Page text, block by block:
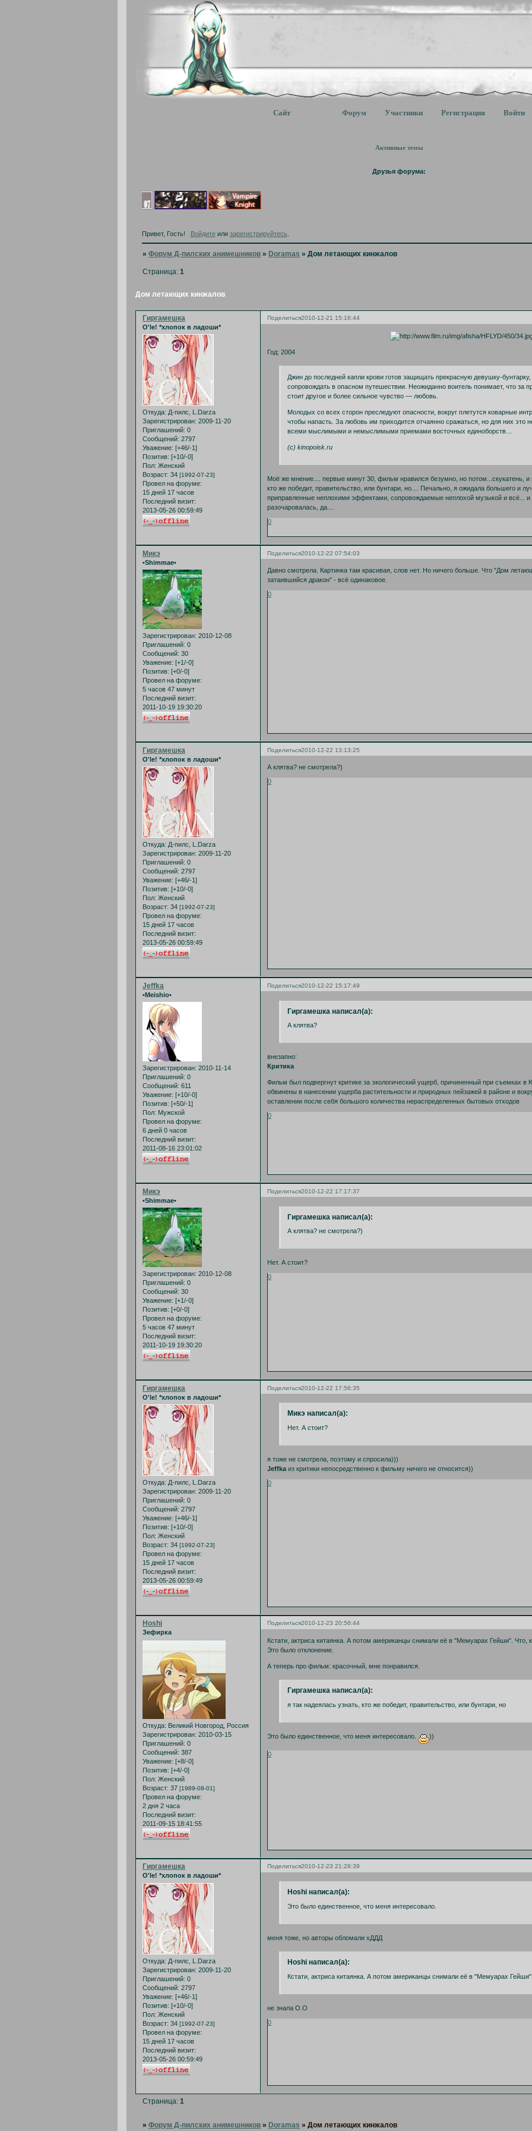
Сайт Форум Участники Регистрация Войти
Активные темы
Друзья форума:
Привет, Гость! Войдитеили зарегистрируйтесь
»Форум Д-пилских анимешников » Doramas »Дом летающих кинжалов
Дом летающих кинжалов
Страница:1
Поделиться2010-12-21 15:16:44
Гиргамешка
O'le! *хлопок в ладоши*
Откуда: Д-пилс, L.Darza
Зарегистрирован: 2009-11-20
Приглашений: 0
Сообщений: 2797
Уважение: [+46/-1]
Позитив: [+10/-0]
Пол: Женский
Возраст: 34 [1992-07-23]
Провел на форуме:
15 дней 17 часов
Последний визит:
2013-05-26 00:59:49
Год: 2004
Джин до последней капли крови готов защищать прекрасную девушку-
сопровождать в опасном путешествии. Неожиданно воитель понимает, что за
стоит другое и более сильное чувство — любовь.
Молодых со всех сторон преследуют опасности, вокруг плетутся коварные
чтобы напасть. За любовь им приходится отчаянно сражаться, но для них это
всеми мыслимыми и немыслимыми приемами восточных единоборств…
(c) kinopoisk.ru
Моё же мнение.... первые минут 30, фильм нравился безумно, но потом...скукатень, и
кто же победит, правительство, или бунтари, но.... Печально, я ожидала большего и
приправленные неплохими эффектами, сопровождаемые неплохой музыкой и всё...
разочаровалась, да....
0
Поделиться2010-12-22 07:54:03
Микэ
•Shimmae•
Зарегистрирован: 2010-12-08
Приглашений: 0
Сообщений: 30
Уважение: [+1/-0]
Позитив: [+0/-0]
Провел на форуме:
5 часов 47 минут
Последний визит:
2011-10-19 19:30:20
Давно смотрела. Картинка там красивая, слов нет. Но ничего больше. Что "Дом
затаившийся дракон" - всё одинаковое.
0
Поделиться2010-12-22 13:13:25
Гиргамешка
O'le! *хлопок в ладоши*
Откуда: Д-пилс, L.Darza
Зарегистрирован: 2009-11-20
Приглашений: 0
Сообщений: 2797
Уважение: [+46/-1]
Позитив: [+10/-0]
Пол: Женский
Возраст: 34 [1992-07-23]
Провел на форуме:
15 дней 17 часов
Последний визит:
2013-05-26 00:59:49
А клятва? не смотрела?)
0
Поделиться2010-12-22 15:17:49
Jeffka
•Meishio•
Зарегистрирован: 2010-11-14
Приглашений: 0
Сообщений: 611
Уважение: [+10/-0]
Позитив: [+50/-1]
Пол: Мужской
Провел на форуме:
6 дней 0 часов
Последний визит:
2011-08-16 23:01:02
Гиргамешка написал(а):
А клятва?
внезапно:
Критика
Фильм был подвергнут критике за экологический ущерб, причиненный при съемках
обвинены в нанесении ущерба растительности и природных пейзажей в районе и
оставлении после себя большого количества нераспределенных бытовых отходов
0
Поделиться2010-12-22 17:17:37
Микэ
•Shimmae•
Зарегистрирован: 2010-12-08
Приглашений: 0
Сообщений: 30
Уважение: [+1/-0]
Позитив: [+0/-0]
Провел на форуме:
5 часов 47 минут
Последний визит:
2011-10-19 19:30:20
Гиргамешка написал(а):
А клятва? не смотрела?)
Нет. А стоит?
0
Поделиться2010-12-22 17:56:35
Гиргамешка
O'le! *хлопок в ладоши*
Откуда: Д-пилс, L.Darza
Зарегистрирован: 2009-11-20
Приглашений: 0
Сообщений: 2797
Уважение: [+46/-1]
Позитив: [+10/-0]
Пол: Женский
Возраст: 34 [1992-07-23]
Провел на форуме:
15 дней 17 часов
Последний визит:
2013-05-26 00:59:49
Микэ написал(а):
Нет. А стоит?
я тоже не смотрела, поэтому и спросила)))
Jeffka из критики непосредственно к фильму ничего не относится))
0
Поделиться2010-12-23 20:56:44
Hoshi
Зефирка
Откуда: Великий Новгород, Россия
Зарегистрирован: 2010-03-15
Приглашений: 0
Сообщений: 387
Уважение: [+8/-0]
Позитив: [+4/-0]
Пол: Женский
Возраст: 37 [1989-08-01]
Провел на форуме:
2 дня 2 часа
Последний визит:
2011-09-15 18:41:55
Кстати, актриса китаянка. А потом американцы снимали её в "Мемуарах Гейши". Что,
Это было отклонение.
А теперь про фильм: красочный, мне понравился.
Гиргамешка написал(а):
я так надеялась узнать, кто же победит, правительство, или бунтари, но
Это было единственное, что меня интересовало. ))
0
Поделиться2010-12-23 21:28:39
Гиргамешка
O'le! *хлопок в ладоши*
Откуда: Д-пилс, L.Darza
Зарегистрирован: 2009-11-20
Приглашений: 0
Сообщений: 2797
Уважение: [+46/-1]
Позитив: [+10/-0]
Пол: Женский
Возраст: 34 [1992-07-23]
Провел на форуме:
15 дней 17 часов
Последний визит:
2013-05-26 00:59:49
Hoshi написал(а):
Это было единственное, что меня интересовало.
меня тоже, но авторы обломали хДДД
Hoshi написал(а):
Кстати, актриса китаянка. А потом американцы снимали её в "Мемуарах
не знала О.О
0
Страница:1
»Форум Д-пилских анимешников » Doramas »Дом летающих кинжалов